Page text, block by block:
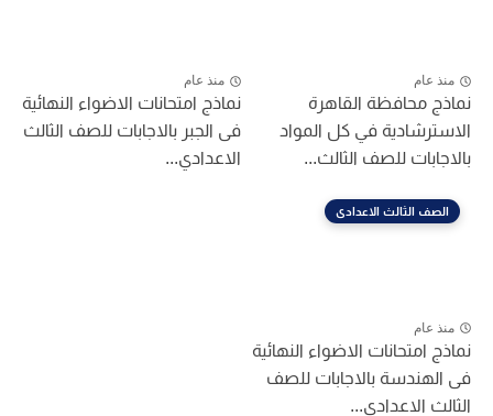
منذ عام
نماذج محافظة القاهرة
الاسترشادية في كل المواد
بالاجابات للصف الثالث...
منذ عام
نماذج امتحانات الاضواء النهائية
فى الجبر بالاجابات للصف الثالث
الاعدادي...
الصف الثالث الاعدادى
منذ عام
نماذج امتحانات الاضواء النهائية
فى الهندسة بالاجابات للصف
الثالث الاعدادي...